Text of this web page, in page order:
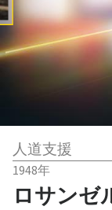
人道支援
1948年
ロサンゼ